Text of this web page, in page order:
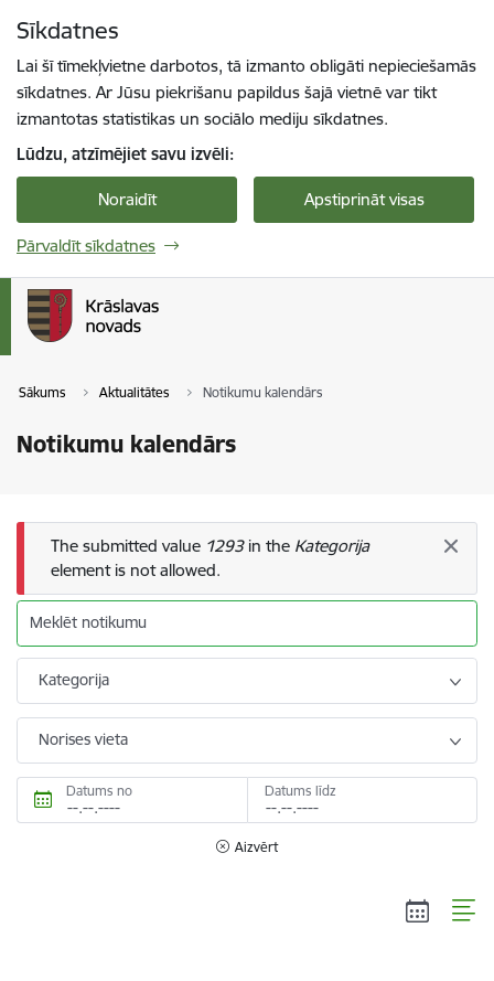
Sīkdatnes
Lai šī tīmekļvietne darbotos, tā izmanto obligāti nepieciešamās
sīkdatnes. Ar Jūsu piekrišanu papildus šajā vietnē var tikt
izmantotas statistikas un sociālo mediju sīkdatnes.
Lūdzu, atzīmējiet savu izvēli:
Noraidīt Apstiprināt visas
Pārvaldīt sīkdatnes
Sākums Aktualitātes Notikumu kalendārs
Notikumu kalendārs
Kļūdas ziņojums
The submitted value 1293in the Kategorija
element is not allowed.
Meklēt notikumu
Kategorija
Norises vieta
Datums no Datums līdz
Aizvērt